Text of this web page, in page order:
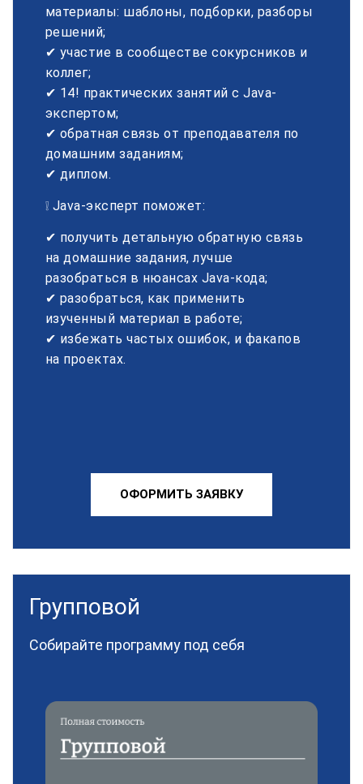
материалы: шаблоны, подборки, разборы
решений;
✔ участие в сообществе сокурсников и
коллег;
✔ 14! практических занятий с Java-
экспертом;
✔ обратная связь от преподавателя по
домашним заданиям;
✔ диплом.
❕ Java-эксперт поможет:
✔ получить детальную обратную связь
на домашние задания, лучше
разобраться в нюансах Java-кода;
✔ разобраться, как применить
изученный материал в работе;
✔ избежать частых ошибок, и факапов
на проектах.
ОФОРМИТЬ ЗАЯВКУ
Групповой
Собирайте программу под себя